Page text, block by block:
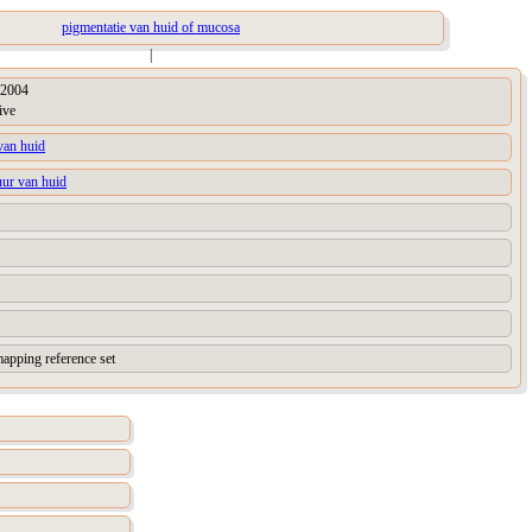
pigmentatie van huid of mucosa
|
huid
van huid
reference set